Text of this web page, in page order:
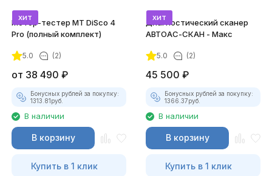
хит
Мотор-тестер MT DiSco 4
Pro (полный комплект)
5.0 (2)
от 38 490 ₽
Бонусных рублей за покупку:
1313.81руб.
В наличии
В корзину
Купить в 1 клик
хит
Диагностический сканер
АВТОАС-СКАН - Макс
5.0 (2)
45 500 ₽
Бонусных рублей за покупку:
1366.37руб.
В наличии
В корзину
Купить в 1 клик